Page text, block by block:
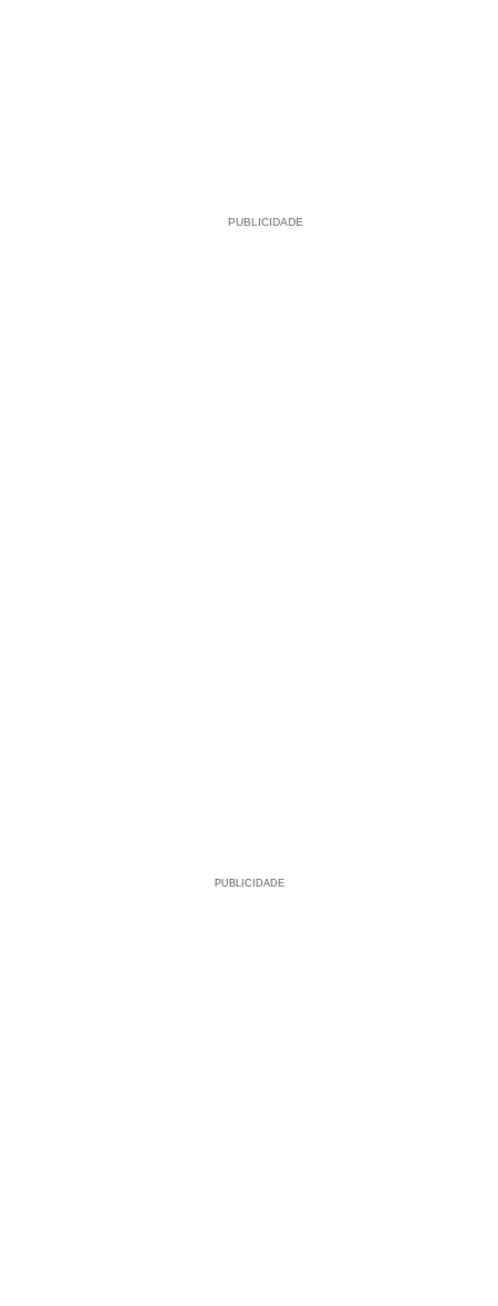
PUBLICIDADE
PUBLICIDADE